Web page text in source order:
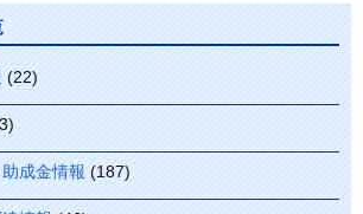
(22)
成金情報 (187)